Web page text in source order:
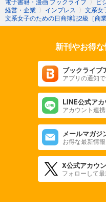
経営・企業 〉 インプレス 〉 文系女
文系女子のための日商簿記2級［商
新刊やお得
ブックライブ
アプリの通知
LINE公式アカ
アカウント連
メールマガジ
お得な最新情
X公式アカウ
フォローして